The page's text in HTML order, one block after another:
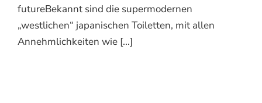
futureBekannt sind die supermodernen
„westlichen“ japanischen Toiletten, mit allen
Annehmlichkeiten wie [...]